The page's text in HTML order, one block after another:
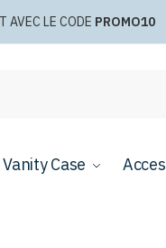
AVEC LE CODE PROMO10
Vanity Case